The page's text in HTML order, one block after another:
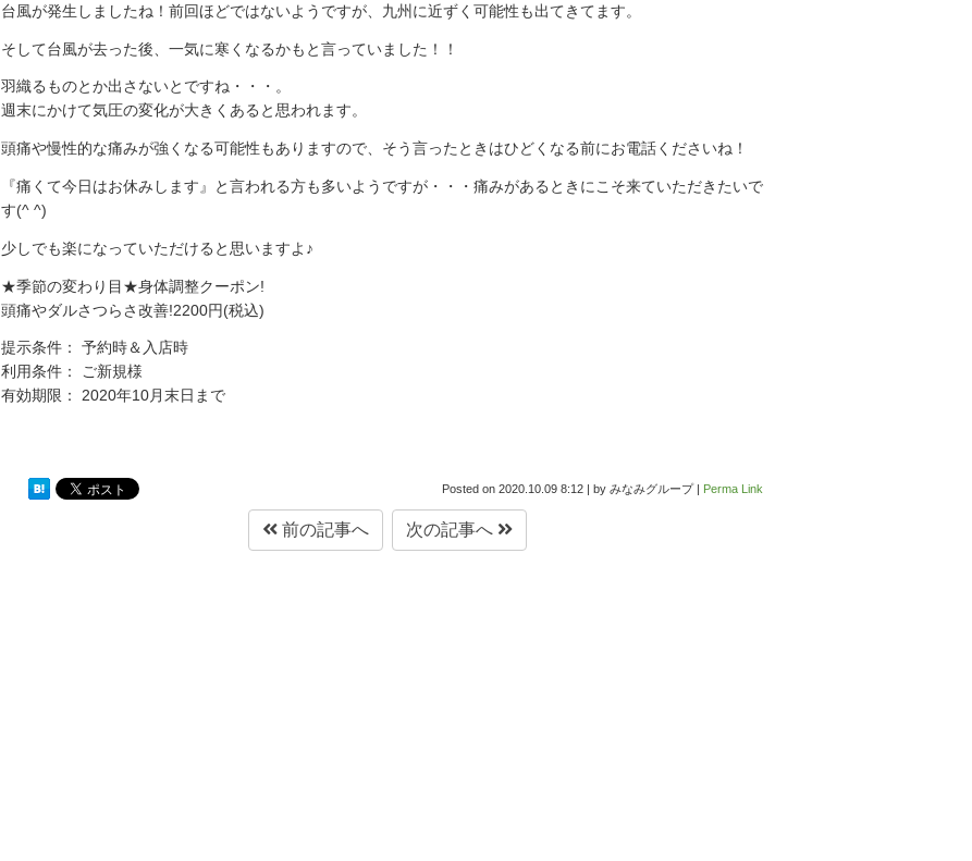
台風が発生しましたね！前回ほどではないようですが、九州に近ずく可能性も出てきてます。
そして台風が去った後、一気に寒くなるかもと言っていました！！
羽織るものとか出さないとですね・・・。
週末にかけて気圧の変化が大きくあると思われます。
頭痛や慢性的な痛みが強くなる可能性もありますので、そう言ったときはひどくなる前にお電話くださいね！
『痛くて今日はお休みします』と言われる方も多いようですが・・・痛みがあるときにこそ来ていただきたいで
す(^ ^)
少しでも楽になっていただけると思いますよ♪
★季節の変わり目★身体調整クーポン!
頭痛やダルさつらさ改善!2200円(税込)
提示条件： 予約時＆入店時
利用条件： ご新規様
有効期限： 2020年10月末日まで
Posted on 2020.10.09 8:12 | by みなみグループ| Perma Link
前の記事へ 次の記事へ